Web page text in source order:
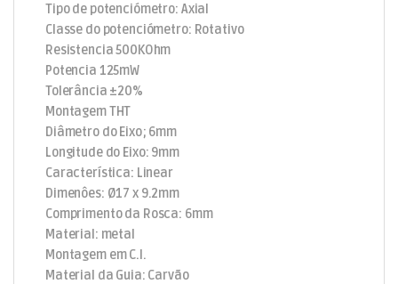
Tipo de potenciómetro: Axial
Classe do potenciómetro: Rotativo
Resistencia 500KOhm
Potencia 125mW
Tolerância ±20%
Montagem THT
Diâmetro do Eixo; 6mm
Longitude do Eixo: 9mm
Característica: Linear
Dimenôes: Ø17 x 9.2mm
Comprimento da Rosca: 6mm
Material: metal
Montagem em C.I.
Material da Guia: Carvão